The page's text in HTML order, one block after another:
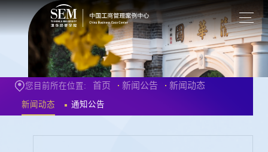
您目前所在位置: 首页 新闻公告 新闻动态
新闻动态 通知公告